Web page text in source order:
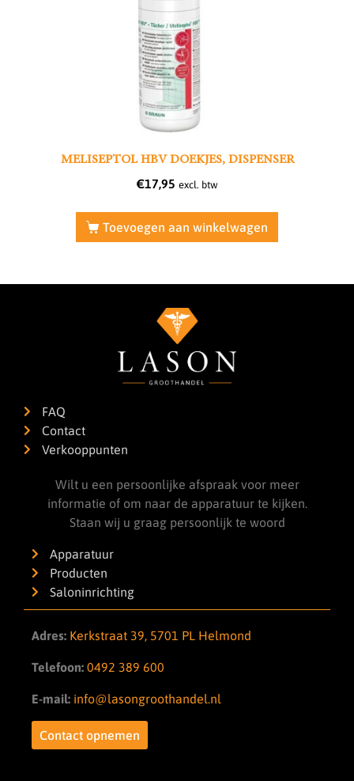
MELISEPTOL HBV DOEKJES, DISPENSER
€17,95 excl. btw
Toevoegen aan winkelwagen
FAQ
Contact
Verkooppunten
Wilt u een persoonlijke afspraak voor meer
informatie of om naar de apparatuur te kijken.
Staan wij u graag persoonlijk te woord
Apparatuur
Producten
Saloninrichting
Adres: Kerkstraat 39, 5701 PL Helmond
Telefoon: 0492 389 600
E-mail: info@lasongroothandel.nl
Contact opnemen